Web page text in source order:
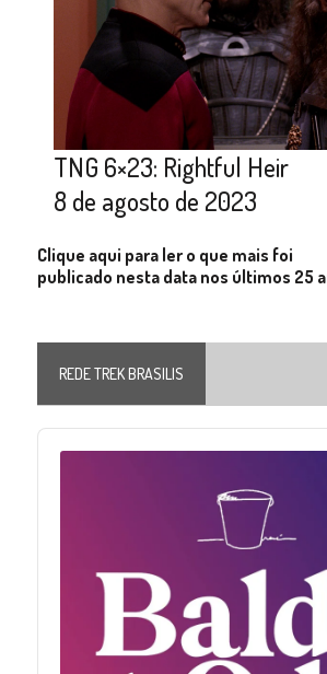
TNG 6×23: Rightful Heir
8 de agosto de 2023
Clique aqui para ler o que mais foi
publicado nesta data nos últimos 25
REDE TREK BRASILIS
Audio
Player